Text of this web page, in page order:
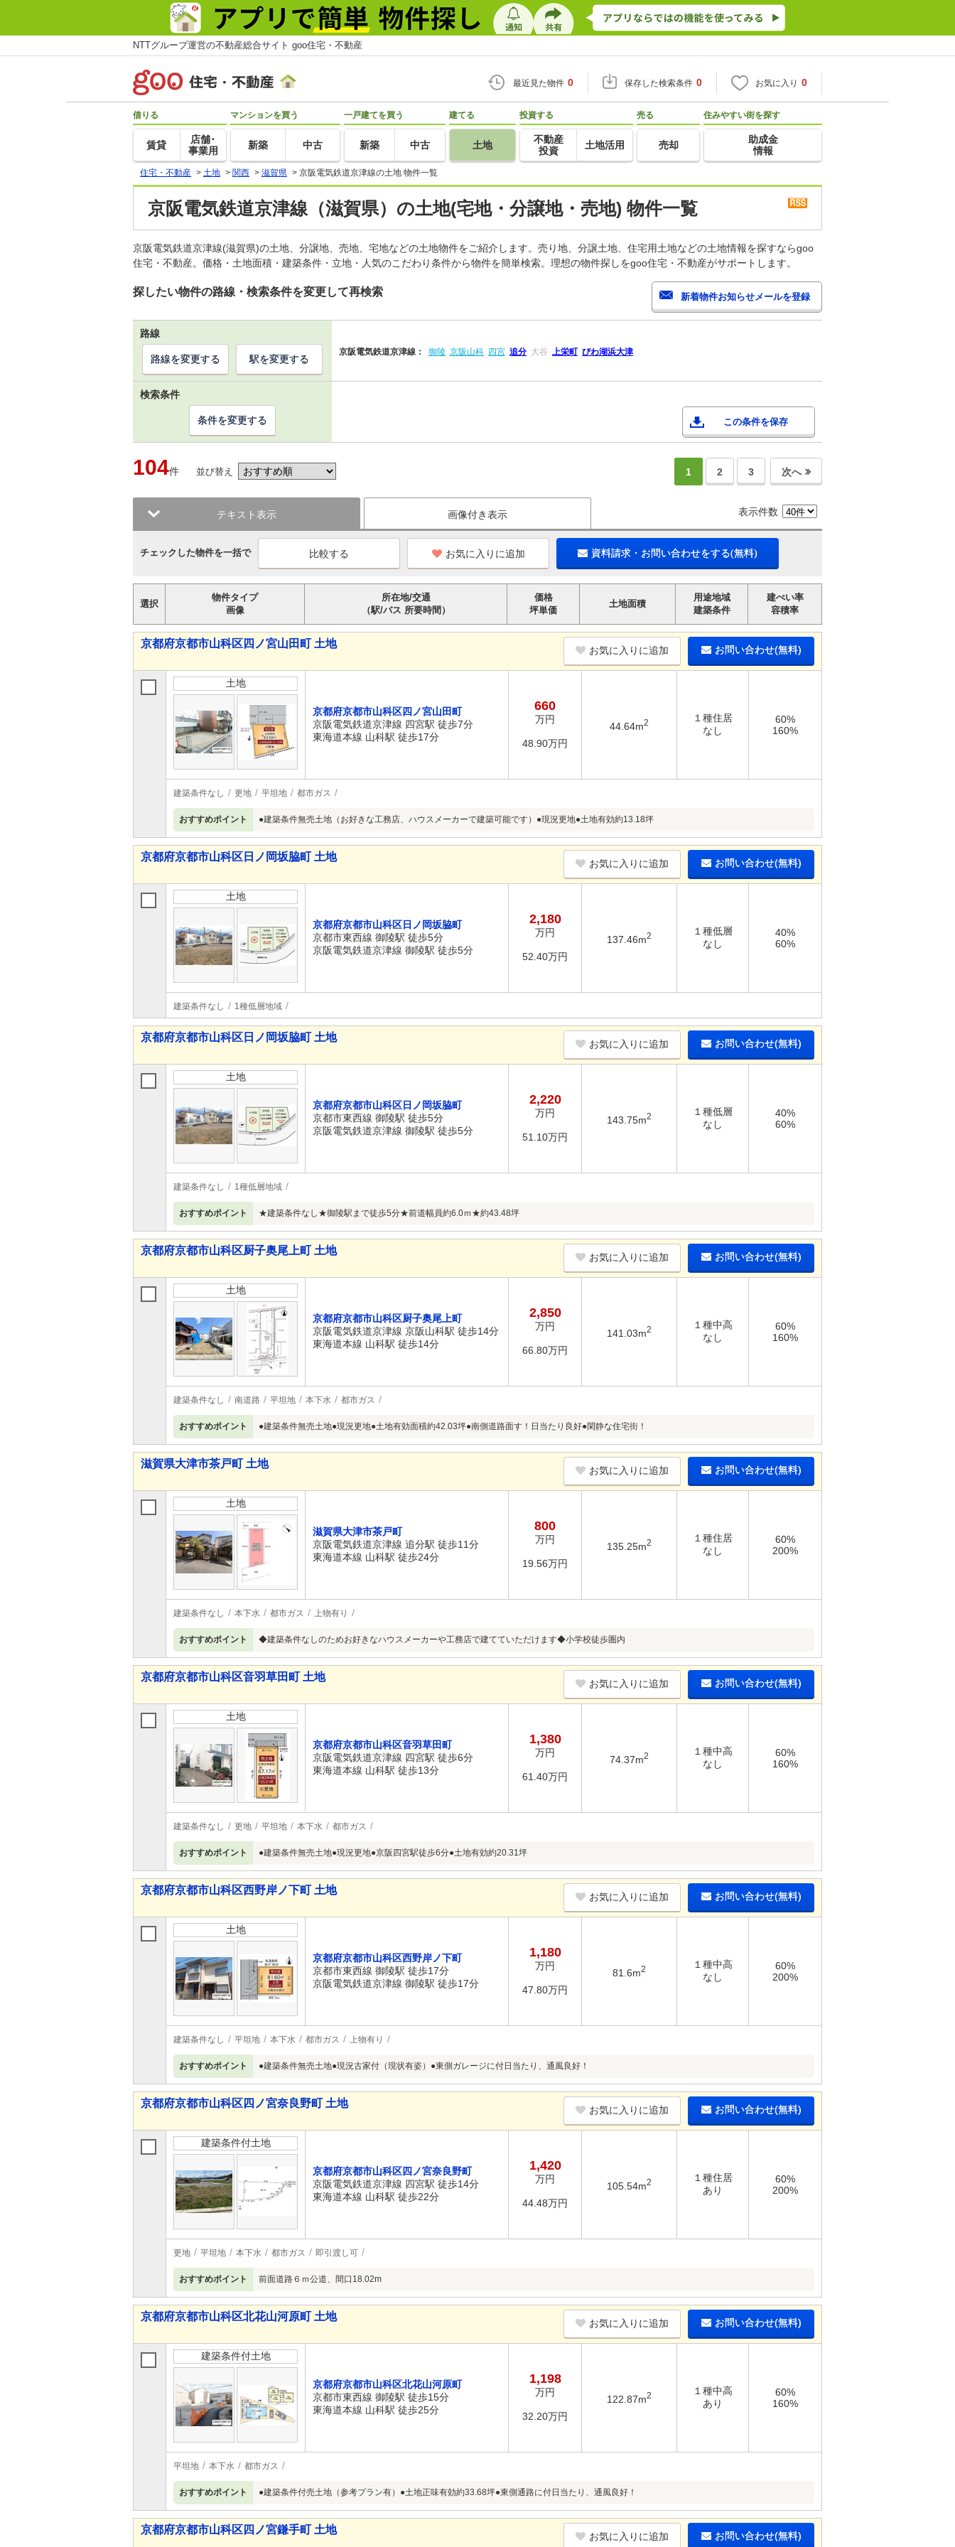
NTTグループ運営の不動産総合サイト goo住宅・不動産
最近見た物件 0 保存した検索条件 0 お気に入り 0
借りる
賃貸
店舗･
事業用
マンションを買う
新築 中古
一戸建てを買う
新築 中古
建てる
土地
投資する
不動産
投資
土地活用
売る
売却
住みやすい街を探す
助成金
情報
住宅・不動産 > 土地 > 関西 > 滋賀県 > 京阪電気鉄道京津線の土地 物件一覧
京阪電気鉄道京津線（滋賀県）の土地(宅地・分譲地・売地) 物件一覧
京阪電気鉄道京津線(滋賀県)の土地、分譲地、売地、宅地などの土地物件をご紹介します。売り地、分譲土地、住宅用土地などの土地情報を探すならgoo
住宅・不動産。価格・土地面積・建築条件・立地・人気のこだわり条件から物件を簡単検索。理想の物件探しをgoo住宅・不動産がサポートします。
探したい物件の路線・検索条件を変更して再検索
路線
京阪電気鉄道京津線： 御陵 京阪山科 四宮 追分 大谷 上栄町 びわ湖浜大津
路線を変更する 駅を変更する
検索条件
この条件を保存
条件を変更する
104件 並び替え 1 2 3 次へ
テキスト表示 画像付き表示 表示件数
チェックした物件を一括で お気に入りに追加 資料請求・お問い合わせをする(無料)
選択
物件タイプ
画像
所在地/交通
（駅/バス 所要時間）
価格
坪単価
土地面積
用途地域
建築条件
建ぺい率
容積率
京都府京都市山科区四ノ宮山田町 土地
お気に入りに追加 お問い合わせ(無料)
土地
京都府京都市山科区四ノ宮山田町
京阪電気鉄道京津線 四宮駅 徒歩7分
東海道本線 山科駅 徒歩17分
660
万円
48.90万円
44.64m2
１種住居
なし
60%
160%
建築条件なし 更地 平坦地 都市ガス
おすすめポイント ●建築条件無売土地（お好きな工務店、ハウスメーカーで建築可能です）●現況更地●土地有効約13.18坪
京都府京都市山科区日ノ岡坂脇町 土地
お気に入りに追加 お問い合わせ(無料)
土地
京都府京都市山科区日ノ岡坂脇町
京都市東西線 御陵駅 徒歩5分
京阪電気鉄道京津線 御陵駅 徒歩5分
2,180
万円
52.40万円
137.46m2
１種低層
なし
40%
60%
建築条件なし 1種低層地域
京都府京都市山科区日ノ岡坂脇町 土地
お気に入りに追加 お問い合わせ(無料)
土地
京都府京都市山科区日ノ岡坂脇町
京都市東西線 御陵駅 徒歩5分
京阪電気鉄道京津線 御陵駅 徒歩5分
2,220
万円
51.10万円
143.75m2
１種低層
なし
40%
60%
建築条件なし 1種低層地域
おすすめポイント ★建築条件なし★御陵駅まで徒歩5分★前道幅員約6.0ｍ★約43.48坪
京都府京都市山科区厨子奥尾上町 土地
お気に入りに追加 お問い合わせ(無料)
土地
京都府京都市山科区厨子奥尾上町
京阪電気鉄道京津線 京阪山科駅 徒歩14分
東海道本線 山科駅 徒歩14分
2,850
万円
66.80万円
141.03m2
１種中高
なし
60%
160%
建築条件なし 南道路 平坦地 本下水 都市ガス
おすすめポイント ●建築条件無売土地●現況更地●土地有効面積約42.03坪●南側道路面す！日当たり良好●閑静な住宅街！
滋賀県大津市茶戸町 土地
お気に入りに追加 お問い合わせ(無料)
土地
滋賀県大津市茶戸町
京阪電気鉄道京津線 追分駅 徒歩11分
東海道本線 山科駅 徒歩24分
800
万円
19.56万円
135.25m2
１種住居
なし
60%
200%
建築条件なし 本下水 都市ガス 上物有り
おすすめポイント ◆建築条件なしのためお好きなハウスメーカーや工務店で建てていただけます◆小学校徒歩圏内
京都府京都市山科区音羽草田町 土地
お気に入りに追加 お問い合わせ(無料)
土地
京都府京都市山科区音羽草田町
京阪電気鉄道京津線 四宮駅 徒歩6分
東海道本線 山科駅 徒歩13分
1,380
万円
61.40万円
74.37m2
１種中高
なし
60%
160%
建築条件なし 更地 平坦地 本下水 都市ガス
おすすめポイント ●建築条件無売土地●現況更地●京阪四宮駅徒歩6分●土地有効約20.31坪
京都府京都市山科区西野岸ノ下町 土地
お気に入りに追加 お問い合わせ(無料)
土地
京都府京都市山科区西野岸ノ下町
京都市東西線 御陵駅 徒歩17分
京阪電気鉄道京津線 御陵駅 徒歩17分
1,180
万円
47.80万円
81.6m2
１種中高
なし
60%
200%
建築条件なし 平坦地 本下水 都市ガス 上物有り
おすすめポイント ●建築条件無売土地●現況古家付（現状有姿）●東側ガレージに付日当たり、通風良好！
京都府京都市山科区四ノ宮奈良野町 土地
お気に入りに追加 お問い合わせ(無料)
建築条件付土地
京都府京都市山科区四ノ宮奈良野町
京阪電気鉄道京津線 四宮駅 徒歩14分
東海道本線 山科駅 徒歩22分
1,420
万円
44.48万円
105.54m2
１種住居
あり
60%
200%
更地 平坦地 本下水 都市ガス 即引渡し可
おすすめポイント 前面道路６ｍ公道、間口18.02m
京都府京都市山科区北花山河原町 土地
お気に入りに追加 お問い合わせ(無料)
建築条件付土地
京都府京都市山科区北花山河原町
京都市東西線 御陵駅 徒歩15分
東海道本線 山科駅 徒歩25分
1,198
万円
32.20万円
122.87m2
１種中高
あり
60%
160%
平坦地 本下水 都市ガス
おすすめポイント ●建築条件付売土地（参考プラン有）●土地正味有効約33.68坪●東側通路に付日当たり、通風良好！
京都府京都市山科区四ノ宮鎌手町 土地
お気に入りに追加 お問い合わせ(無料)